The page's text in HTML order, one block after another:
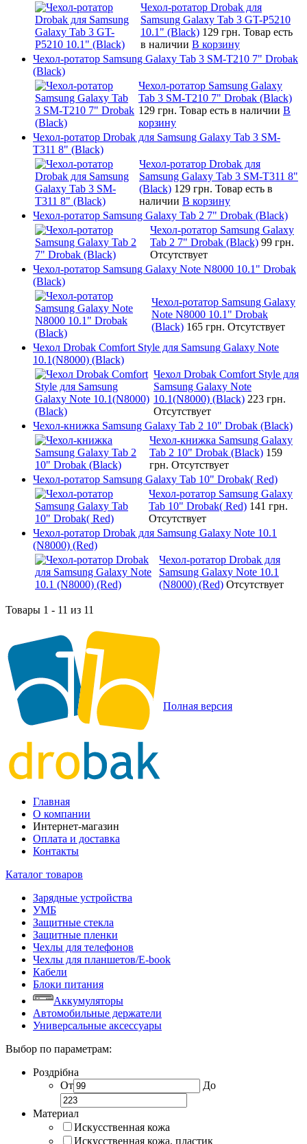
Чехол-ротатор Drobak для
Samsung Galaxy Tab 3 GT-P5210
10.1" (Black) 129 грн. Товар есть
в наличии В корзину
Чехол-ротатор Samsung Galaxy Tab 3 SM-T210 7" Drobak
(Black)
Чехол-ротатор Samsung Galaxy
Tab 3 SM-T210 7" Drobak (Black)
129 грн. Товар есть в наличии В
корзину
Чехол-ротатор Drobak для Samsung Galaxy Tab 3 SM-
T311 8" (Black)
Чехол-ротатор Drobak для
Samsung Galaxy Tab 3 SM-T311 8"
(Black) 129 грн. Товар есть в
наличии В корзину
Чехол-ротатор Samsung Galaxy Tab 2 7" Drobak (Black)
Чехол-ротатор Samsung Galaxy
Tab 2 7" Drobak (Black) 99 грн.
Отсутствует
Чехол-ротатор Samsung Galaxy Note N8000 10.1" Drobak
(Black)
Чехол-ротатор Samsung Galaxy
Note N8000 10.1" Drobak
(Black) 165 грн. Отсутствует
Чехол Drobak Comfort Style для Samsung Galaxy Note
10.1(N8000) (Black)
Чехол Drobak Comfort Style для
Samsung Galaxy Note
10.1(N8000) (Black) 223 грн.
Отсутствует
Чехол-книжка Samsung Galaxy Tab 2 10" Drobak (Black)
Чехол-книжка Samsung Galaxy
Tab 2 10" Drobak (Black) 159
грн. Отсутствует
Чехол-ротатор Samsung Galaxy Tab 10" Drobak( Red)
Чехол-ротатор Samsung Galaxy
Tab 10" Drobak( Red) 141 грн.
Отсутствует
Чехол-ротатор Drobak для Samsung Galaxy Note 10.1
(N8000) (Red)
Чехол-ротатор Drobak для
Samsung Galaxy Note 10.1
(N8000) (Red) Отсутствует
Товары 1 - 11 из 11
Полная версия
Главная
О компании
Интернет-магазин
Оплата и доставка
Контакты
Каталог товаров
Зарядные устройства
УМБ
Защитные стекла
Защитные пленки
Чехлы для телефонов
Чехлы для планшетов/E-book
Кабели
Блоки питания
Аккумуляторы
Автомобильные держатели
Универсальные аксессуары
Выбор по параметрам:
Роздрібна
От
До
Материал
Искусственная кожа
Искусственная кожа, пластик